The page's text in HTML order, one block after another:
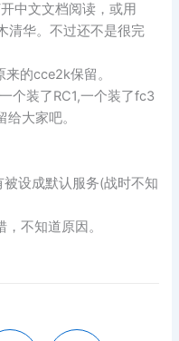
中文文档阅读，或用
清华。不过还不是很完
的cce2k保留。
个装了RC1,一个装了fc3
大家吧。
设成默认服务(战时不知
不知道原因。